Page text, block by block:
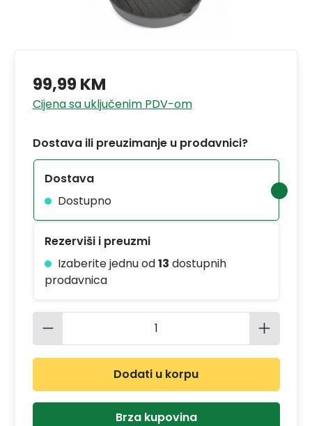
99,99 KM
Cijena sa uključenim PDV-om
Dostava ili preuzimanje u prodavnici?
Dostava
Dostupno
Rezerviši i preuzmi
Izaberite jednu od13 dostupnih
prodavnica
Količina proizvoda: Unesite
Dodati u korpu
Brza kupovina